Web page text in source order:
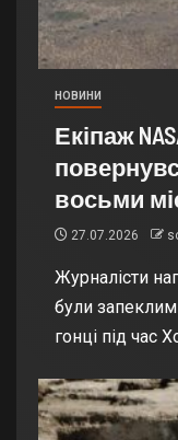
НОВИНИ
Екіпаж
восьми
27.07.2026
Журналісти
були
гонці під час